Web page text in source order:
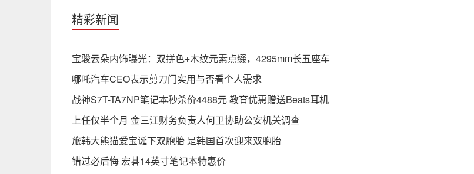
精彩新闻
宝骏云朵内饰曝光：双拼色+木纹元素点缀，4295mm长五座车
哪吒汽车CEO表示剪刀门实用与否看个人需求
战神S7T-TA7NP笔记本秒杀价4488元 教育优惠赠送Beats耳机
上任仅半个月 金三江财务负责人何卫协助公安机关调查
旅韩大熊猫爱宝诞下双胞胎 是韩国首次迎来双胞胎
错过必后悔 宏碁14英寸笔记本特惠价